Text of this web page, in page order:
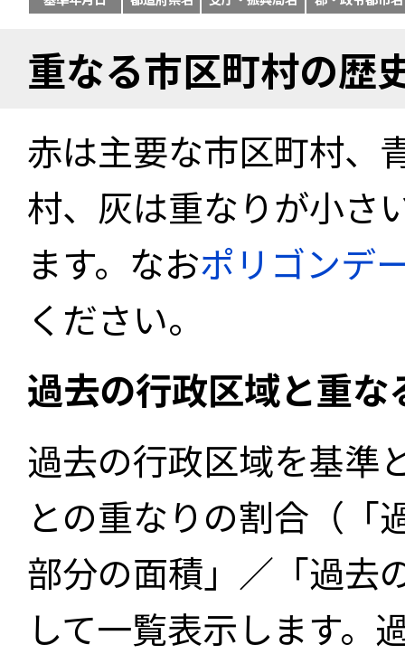
重なる市区町村の歴
赤は主要な市区町村、
村、灰は重なりが小さ
ます。なおポリゴンデ
ください。
過去の行政区域と重
過去の行政区域を基準
との重なりの割合（「
部分の面積」／「過去
して一覧表示します。